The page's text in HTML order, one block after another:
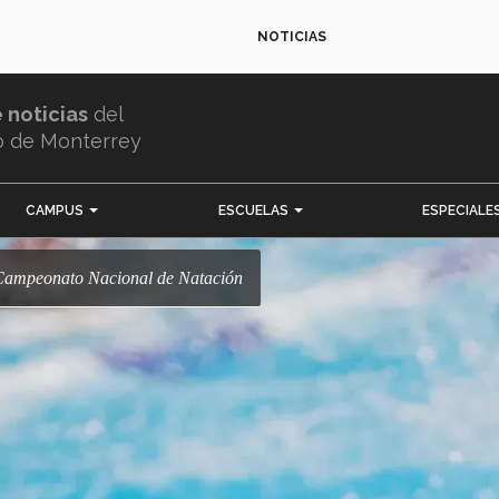
NOTICIAS
noticias del
de Monterrey
CAMPUS ESCUELAS
Nacional de Natación